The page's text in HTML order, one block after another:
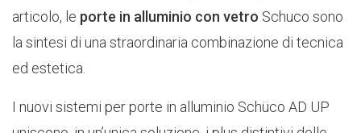
articolo, le porte in alluminio con vetro Schuco sono
la sintesi di una straordinaria combinazione di tecnica
ed estetica.
I nuovi sistemi per porte in alluminio Schüco AD UP